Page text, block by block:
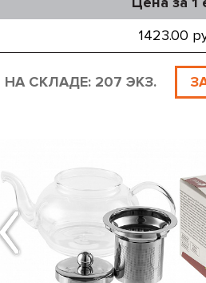
1423.00
НА СКЛАДЕ: 207 ЭКЗ.